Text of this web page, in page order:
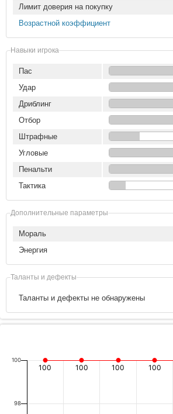
Лимит доверия на покупку
Возрастной коэффициент
Навыки игрока
Пас
Удар
Дриблинг
Отбор
Штрафные
Угловые
Пенальти
Тактика
Дополнительные параметры
Мораль
Энергия
Таланты и дефекты
Таланты и дефекты не обнаружены
100 100 100 100
98
100